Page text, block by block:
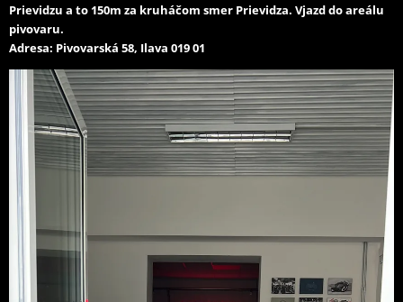
Prievidzu a to 150m za kruháčom smer Prievidza. Vjazd do areálu
pivovaru.
Adresa: Pivovarská 58, Ilava 019 01